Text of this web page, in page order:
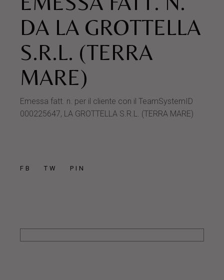
DA LA GROTTELLA
S.R.L. (TERRA
MARE)
Emessa fatt. n. per il cliente con il TeamSystemID
000225647, LA GROTTELLA S.R.L. (TERRA MARE)
FB TW PIN